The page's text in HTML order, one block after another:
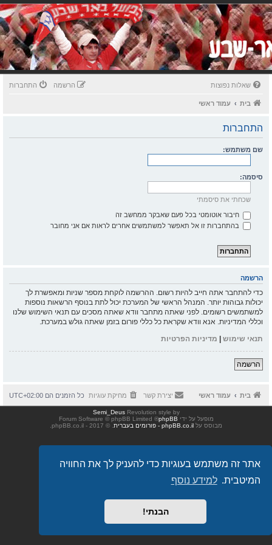
אתר זה משתמש בעוגיות כדי להעניק לך את החוויה
המיטבית. למידע נוסף
הבנתי!
שאלות נפוצות התחברות הרשמה
בית עמוד ראשי
התחברות
שם משתמש:
סיסמה:
שכחתי את סיסמתי
חיבור אוטומטי בכל פעם שאבקר ממחשב זה
בהתחברות זו אל תאפשר למשתמשים אחרים לראות אם אני מחובר
הרשמה
כדי להתחבר אתה חייב להיות רשום. ההרשמה לוקחת מספר שניות ומאפשרת לך
יכולות גבוהות יותר. המנהל הראשי של המערכת יכול לתת בנוסף הרשאות נוספות
למשתמשים רשומים. לפני שאתה מתחבר וודא שאתה מסכים עם תנאי השימוש שלנו
וכללי המדיניות. אנא וודא שקראת כל כללי פורום בזמן שאתה גולש במערכת.
תנאי שימוש | מדיניות הפרטיות
הרשמה
בית עמוד ראשי כל הזמנים הם UTC+02:00 מחיקת עוגיות יצירת קשר
Revolution style by
Semi_Deus
מופעל על ידי phpBB
® Forum Software © phpBB Limited
מבוסס על phpBB.co.il - פורומים בעברית . © 2017 - phpBB.co.il.